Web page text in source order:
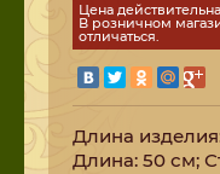
Цена
В розничном
отличаться.
Длина
Длина: 50 см;